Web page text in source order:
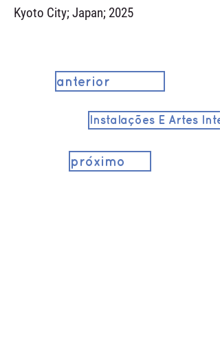
Kyoto City; Japan; 2025
anterior
Instalações E Artes
próximo